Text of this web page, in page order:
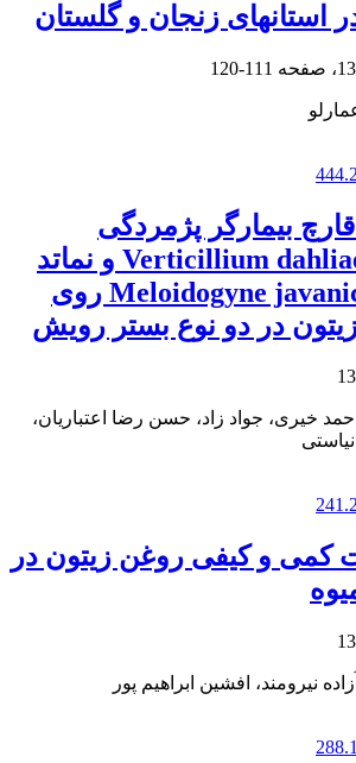
111-120
بیمارگر پژمردگی
ورتیسیلیومی Verticillium dahliae و نماتد
ریشه گرهی Meloidogyne javanica روی
در دو نوع بستر رویش
خیری، جواد زاد، حسن رضا اعتباریان،
کمی و کیفی روغن زیتون در
نیرومند، افشین ابراهیم پور